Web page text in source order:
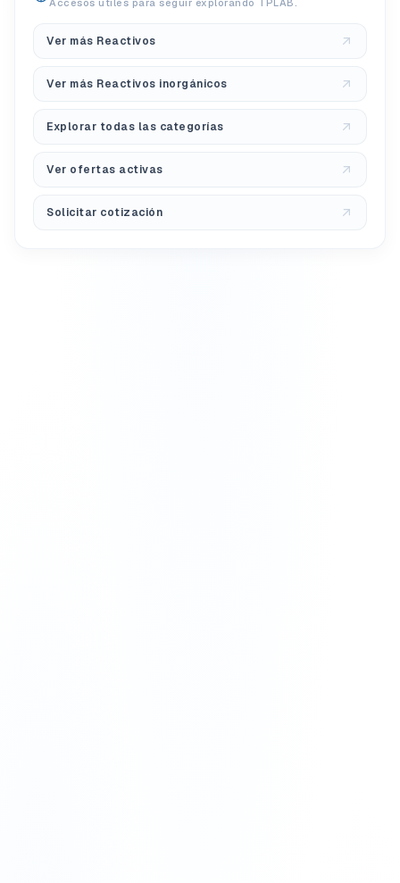
Accesos útiles para seguir explorando TPLAB.
Ver más Reactivos
Ver más Reactivos inorgánicos
Explorar todas las categorías
Ver ofertas activas
Solicitar cotización